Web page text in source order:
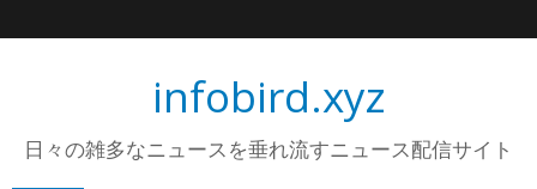
infobird.xyz
日々の雑多なニュースを垂れ流すニュース配信サイト